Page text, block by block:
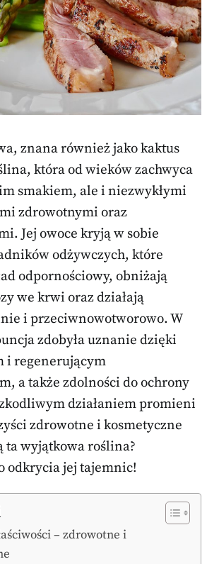
znana również jako kaktus
która od wieków zachwyca
smakiem, ale i niezwykłymi
zdrowotnymi oraz
Jej owoce kryją w sobie
odżywczych, które
odpornościowy, obniżają
we krwi oraz działają
i przeciwnowotworowo. W
zdobyła uznanie dzięki
i regenerującym
a także zdolności do ochrony
działaniem promieni
zdrowotne i kosmetyczne
ta wyjątkowa roślina?
odkrycia jej tajemnic!
– zdrowotne i